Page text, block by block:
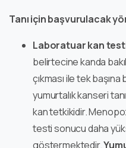
Tanı için başvurulacak
Laboratuar kan
belirtecine kanda
çıkması ile tek
yumurtalık kanseri
kan tetkikidir.
testi sonucu daha
göstermektedir.